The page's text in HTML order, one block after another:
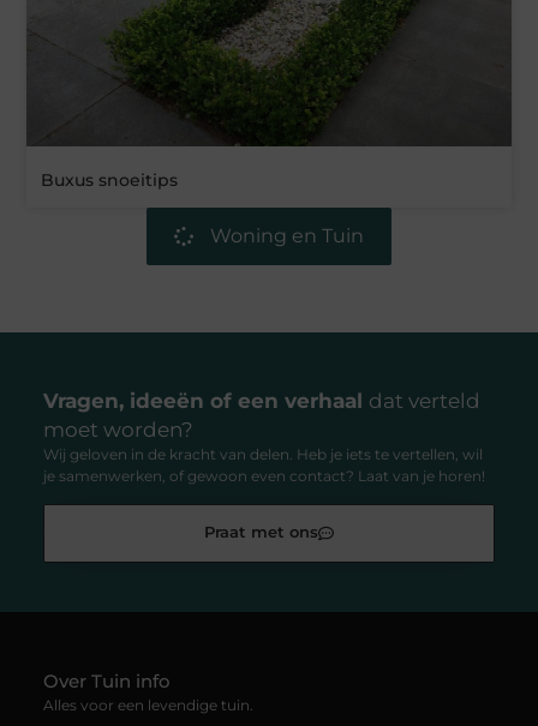
Buxus snoeitips
Woning en Tuin
Vragen, ideeën of een verhaal dat verteld
moet worden?
Wij geloven in de kracht van delen. Heb je iets te vertellen, wil
je samenwerken, of gewoon even contact? Laat van je horen!
Praat met ons
Over Tuin info
Alles voor een levendige tuin.